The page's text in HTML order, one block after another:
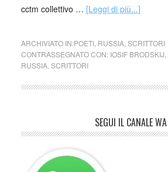
cctm collettivo … [Leggi di più...]
ARCHIVIATO IN:POETI, RUSSIA, SCRITTORI
CONTRASSEGNATO CON: IOSIF BRODSKIJ
RUSSIA, SCRITTORI
SEGUI IL CANALE WA